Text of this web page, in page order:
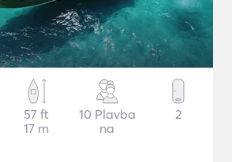
57 ft
17 m
10 Plavba
na
2